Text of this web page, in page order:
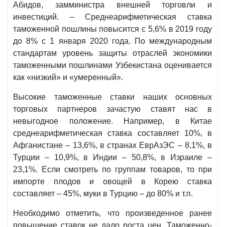
Абидов, замминистра внешней торговли и
инвестиций. – Среднеарифметическая ставка
таможенной пошлины повысится с 5,6% в 2019 году
до 8% с 1 января 2020 года. По международным
стандартам уровень защиты отраслей экономики
таможенными пошлинами Узбекистана оценивается
как «низкий» и «умеренный».
Высокие таможенные ставки наших основных
торговых партнеров зачастую ставят нас в
невыгодное положение. Например, в Китае
среднеарифметическая ставка составляет 10%, в
Афганистане – 13,6%, в странах ЕврАзЭС – 8,1%, в
Турции – 10,9%, в Индии – 50,8%, в Израиле –
23,1%. Если смотреть по группам товаров, то при
импорте плодов и овощей в Корею ставка
составляет – 45%, муки в Турцию – до 80% и т.п.
Необходимо отметить, что произведенное ранее
повышение ставок не дало роста цен. Таможенно-